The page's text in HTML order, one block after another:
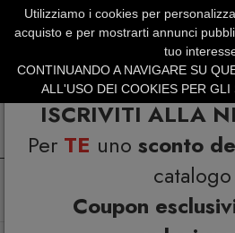
ISCRIVITI ALLA
Per TE uno sconto
Coupon
SERVIZIO CLIENTI
SUMMER SALES |
Utilizziamo i cookies per
acquisto e per mostrarti annunci
tuo
CONTINUANDO A NAVIGARE SU
ALL'USO DEI COOKIES PER GLI